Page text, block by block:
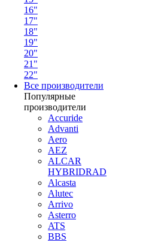
16"
17"
18"
19"
20"
21"
22"
Все производители
Популярные
производители
Accuride
Advanti
Aero
AEZ
ALCAR
HYBRIDRAD
Alcasta
Alutec
Arrivo
Asterro
ATS
BBS